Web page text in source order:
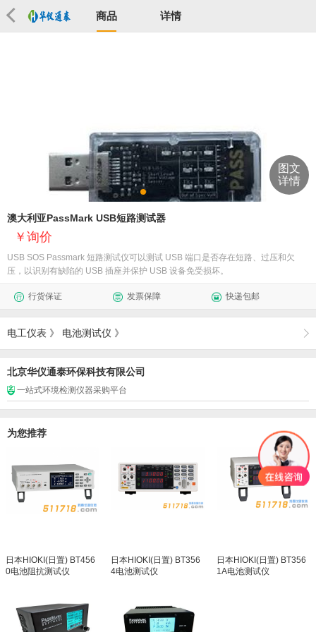
商品 详情
图文
详情
澳大利亚PassMark USB短路测试器
询价
​USB SOS Passmark 短路测试仪可以测试 USB 端口是否存在短路、过压和欠
压，以识别有缺陷的 USB 插座并保护 USB 设备免受损坏。
行货保证 发票保障 快递包邮
电工仪表 》 电池测试仪 》
北京华仪通泰环保科技有限公司
一站式环境检测仪器采购平台
为您推荐
日本HIOKI(日置) BT456
0电池阻抗测试仪
日本HIOKI(日置) BT356
4电池测试仪
日本HIOKI(日置) BT356
1A电池测试仪